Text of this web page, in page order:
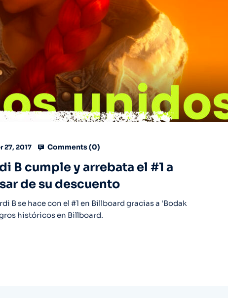
27, 2017 Comments (0)
B cumple y arrebata el #1 a
de su descuento
B se hace con el #1 en Billboard gracias a 'Bodak
históricos en Billboard.